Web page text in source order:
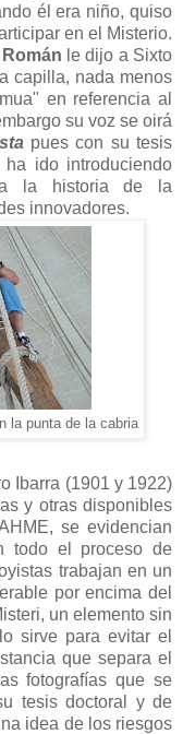
él era niño, quiso
en el Misterio.
le dijo a Sixto
capilla, nada menos
en referencia al
su voz se oirá
pues con su tesis
ido introduciendo
a la historia de la
innovadores.
la punta de la cabria
Ibarra (1901 y 1922)
y otras disponibles
se evidencian
todo el proceso de
trabajan en un
por encima del
un elemento sin
sirve para evitar el
que separa el
fotografías que se
tesis doctoral y de
idea de los riesgos